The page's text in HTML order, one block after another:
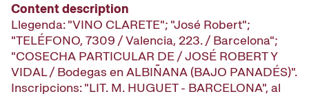
Content description
Llegenda: "VINO CLARETE"; "José Robert";
"TELÉFONO, 7309 / Valencia, 223. / Barcelona";
"COSECHA PARTICULAR DE / JOSÉ ROBERT Y
VIDAL / Bodegas en ALBIÑANA (BAJO PANADÉS)".
Inscripcions: "LIT. M. HUGUET - BARCELONA", al